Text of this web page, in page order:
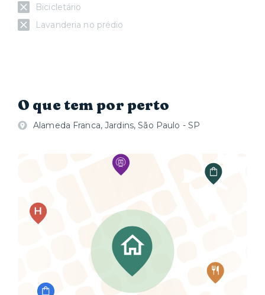
Bicicletário
Lavanderia no prédio
O que tem por perto
Alameda Franca, Jardins, São Paulo - SP